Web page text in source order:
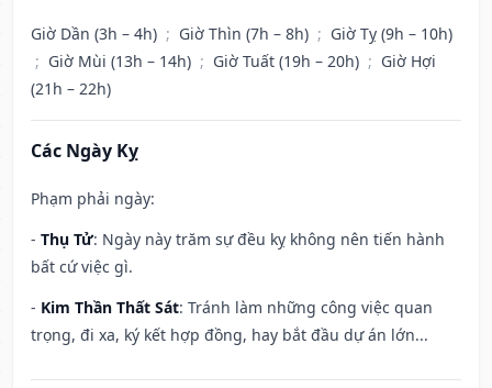
Giờ Dần (3h – 4h) ; Giờ Thìn (7h – 8h) ; Giờ Tỵ (9h – 10h)
; Giờ Mùi (13h – 14h) ; Giờ Tuất (19h – 20h) ; Giờ Hợi
(21h – 22h)
Các Ngày Kỵ
Phạm phải ngày:
- Thụ Tử: Ngày này trăm sự đều kỵ không nên tiến hành
bất cứ việc gì.
- Kim Thần Thất Sát: Tránh làm những công việc quan
trọng, đi xa, ký kết hợp đồng, hay bắt đầu dự án lớn...